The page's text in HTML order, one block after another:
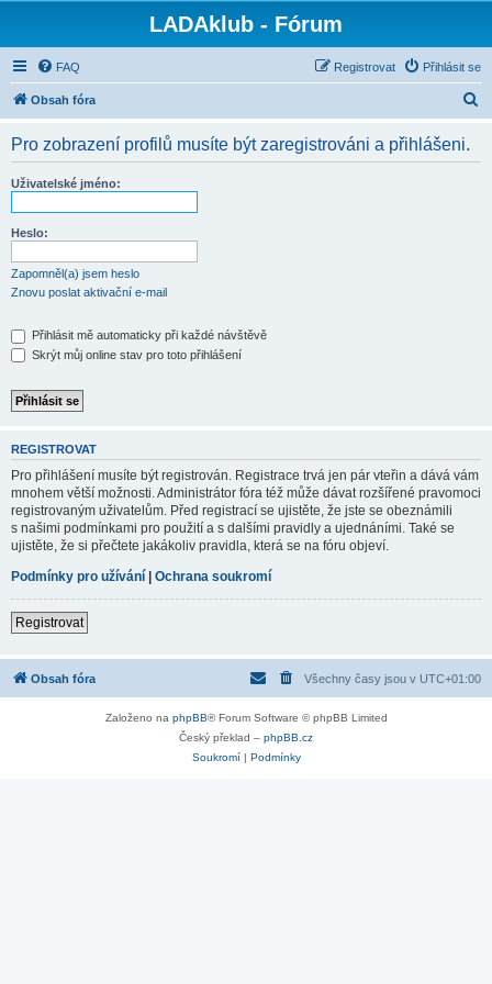
LADAklub - Fórum
FAQ Přihlásit se
Registrovat
Obsah fóra
Pro zobrazení profilů musíte být zaregistrováni a přihlášeni.
Uživatelské jméno:
Heslo:
Zapomněl(a) jsem heslo
Znovu poslat aktivační e-mail
Přihlásit mě automaticky při každé návštěvě
Skrýt můj online stav pro toto přihlášení
REGISTROVAT
Pro přihlášení musíte být registrován. Registrace trvá jen pár vteřin a dává vám
mnohem větší možnosti. Administrátor fóra též může dávat rozšířené pravomoci
registrovaným uživatelům. Před registrací se ujistěte, že jste se obeznámili
s našimi podmínkami pro použití a s dalšími pravidly a ujednáními. Také se
ujistěte, že si přečtete jakákoliv pravidla, která se na fóru objeví.
Podmínky pro užívání | Ochrana soukromí
Registrovat
Obsah fóra Všechny časy jsou v UTC+01:00
Založeno na phpBB® Forum Software © phpBB Limited
Český překlad – phpBB.cz
Soukromí| Podmínky